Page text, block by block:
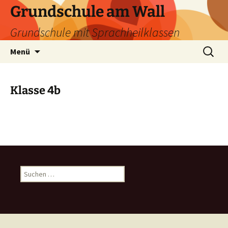
Zum
Inhalt
springen
Grundschule am Wall
Grundschule mit Sprachheilklassen
Menü
Suchen
nach:
Klasse 4b
Suchen
nach: